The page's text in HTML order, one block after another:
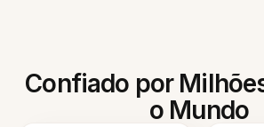
Confiado por
o Mundo